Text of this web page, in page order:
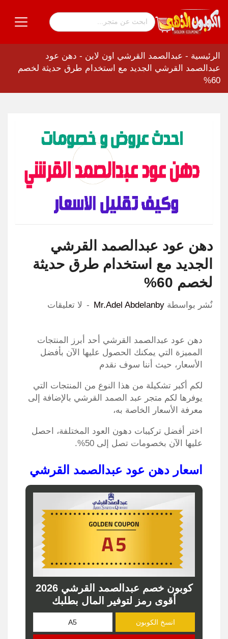
الرئيسية - عبدالصمد القرشي اون لاين - دهن عود
عبدالصمد القرشي الجديد مع استخدام طرق حديثة لخصم
60%
دهن عود عبدالصمد القرشي
الجديد مع استخدام طرق حديثة
لخصم 60%
نٌشر بواسطة Mr.Adel Abdelanby لا تعليقات
دهن عود عبدالصمد القرشي أحد أبرز المنتجات
المميزة التي يمكنك الحصول عليها الآن بأفضل
الأسعار، حيث أننا سوف نقدم
لكم أكبر تشكيلة من هذا النوع من المنتجات التي
يوفرها لكم متجر عبد الصمد القرشي بالإضافة إلى
معرفة الأسعار الخاصة به،
اختر أفضل تركيبات دهون العود المختلفة، احصل
عليها الآن بخصومات تصل إلى 50%.
اسعار دهن عود عبدالصمد القرشي
كوبون خصم عبدالصمد القرشي 2026
أقوى رمز لتوفير المال بطلبك
انسخ الكوبون